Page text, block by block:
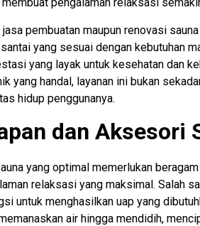
pembuatan maupun renovasi
yang sesuai dengan kebutuhan
yang layak untuk kesehatan dan
yang handal, layanan ini bukan
hidup penggunanya.
dan Aksesori
yang optimal memerlukan
relaksasi yang maksimal. Salah
untuk menghasilkan uap yang
air hingga mendidih,